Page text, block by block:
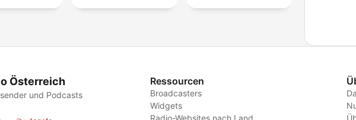
Österreich
und Podcasts
Ressourcen
Broadcasters
Widgets
Radio-Websites nach Land